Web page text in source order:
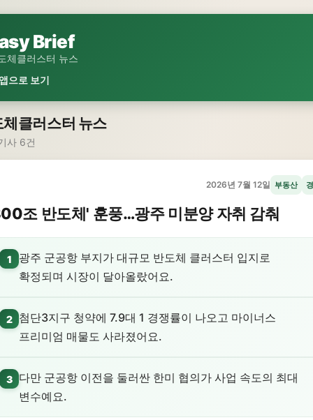
Brief
체클러스터 뉴스
으로 보기
클러스터 뉴스
사 6건
2026년 7월 12일 부동산
조 반도체' 훈풍…광주 미분양 자취 감춰
1
광주 군공항 부지가 대규모 반도체 클러스터 입지로
확정되며 시장이 달아올랐어요.
2
첨단3지구 청약에 7.9대 1 경쟁률이 나오고 마이너스
프리미엄 매물도 사라졌어요.
3
다만 군공항 이전을 둘러싼 한미 협의가 사업 속도의 최대
변수예요.